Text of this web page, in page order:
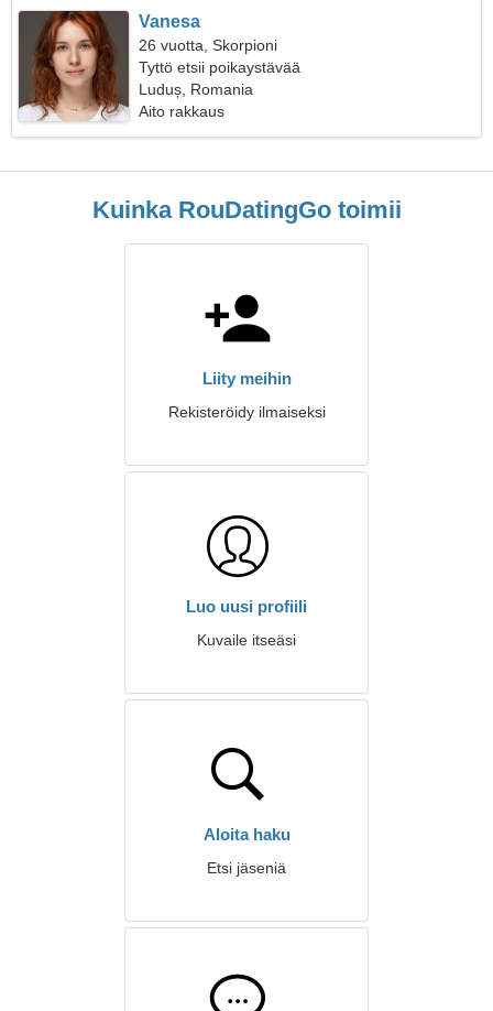
Vanesa
26 vuotta, Skorpioni
Tyttö etsii poikaystävää
Luduș, Romania
Aito rakkaus
Kuinka RouDatingGo toimii
Liity meihin
Rekisteröidy ilmaiseksi
Luo uusi profiili
Kuvaile itseäsi
Aloita haku
Etsi jäseniä